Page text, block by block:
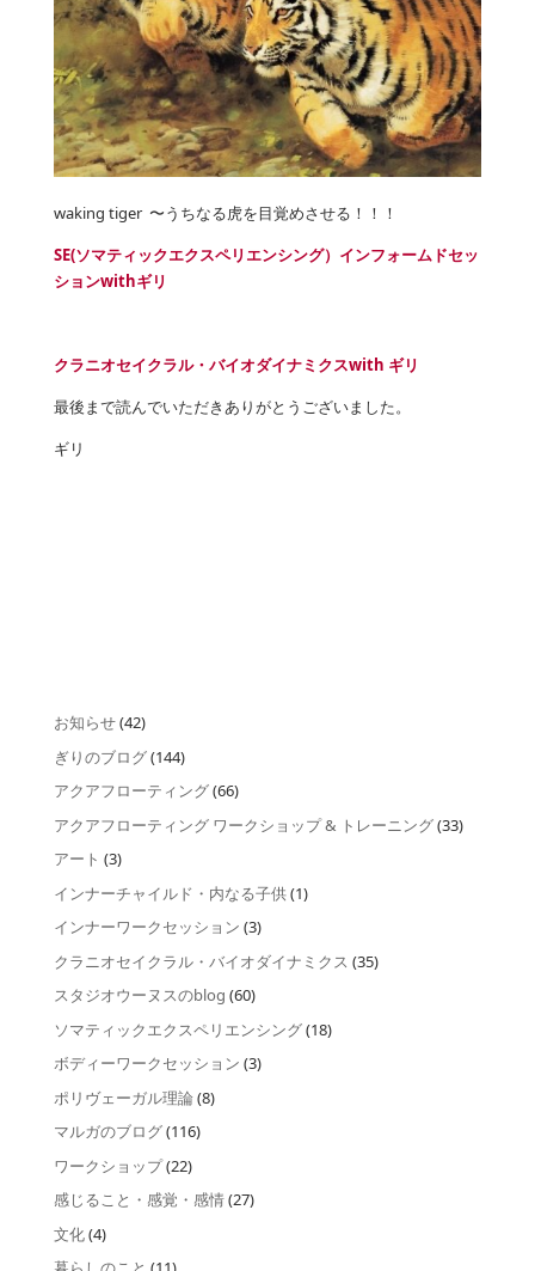
waking tiger 〜うちなる虎を目覚めさせる！！！
SE(ソマティックエクスペリエンシング）インフォームドセッ
ションwithギリ
クラニオセイクラル・バイオダイナミクスwith ギリ
最後まで読んでいただきありがとうございました。
ギリ
お知らせ(42)
ぎりのブログ(144)
アクアフローティング(66)
アクアフローティング ワークショップ & トレーニング(33)
アート (3)
インナーチャイルド・内なる子供(1)
インナーワークセッション (3)
クラニオセイクラル・バイオダイナミクス (35)
スタジオウーヌスのblog (60)
ソマティックエクスペリエンシング(18)
ボディーワークセッション (3)
ポリヴェーガル理論(8)
マルガのブログ(116)
ワークショップ(22)
感じること・感覚・感情(27)
文化(4)